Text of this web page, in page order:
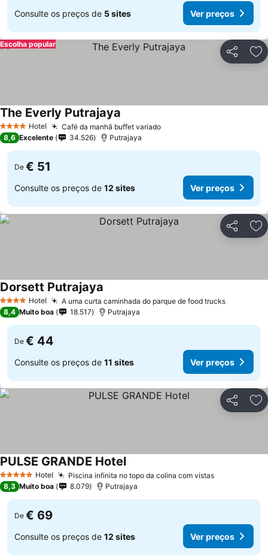
Consulte os preços de 5 sites Ver preços
Partilhar
Escolha popular
4 EstrelasHotel Café da manhã buffet variadoVer preços
The Everly Putrajaya
8,6 Excelente 34.526 Putrajaya
De € 51
Consulte os preços de 12 sites Ver preços
Partilhar
4 EstrelasHotel A uma curta caminhada do parque de food trucksVer
Dorsett Putrajaya
8,4 Muito boa 18.517 Putrajaya
De € 44
Consulte os preços de 11 sites Ver preços
Partilhar
5 Estrelas Hotel Piscina infinita no topo da colina com vistasVer preços
PULSE GRANDE HotelVer preços
8,3 Muito boa 8.079 Putrajaya
De € 69
Consulte os preços de 12 sites Ver preços